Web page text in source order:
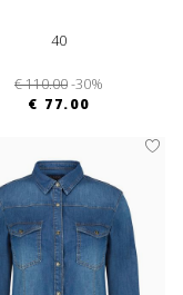
40
€ 110.00-30%
€ 77.00